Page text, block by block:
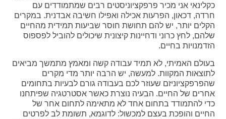
כקלינאי אני מכיר פרפקציוניסטים רבים שמתמודדים עם
חרדה, דכאון, הפרעות אכילה ואפילו חשיבה אבדנית. במקרים
הקלים יותר, יש להם תחושת חוסר שביעות תמידית מהחיים
שלהם, לחץ כרוני ודחיינות קיצונית שיכולים להוביל לפספוס
הזדמנויות בחיים.
בעולם האמיתי, לא תמיד עבודה קשה ומאמץ מתמשך מביאים
לתוצאות המקוות. למעשה, יש הרבה יותר מדי מקרים
שהפרפקציוניזם שעוזר לכם בעבודה גורם לבעיות בתחומים
אחרים של החיים. הבעיה נוצרת כאשר אסטרטגיה שפיתחנו
כדי להתמודד בתחום אחד לא מתאימה לתחום אחר של
החיים והופכת בעצם למכשול: לדוגמא, תשומת לב לפרטים